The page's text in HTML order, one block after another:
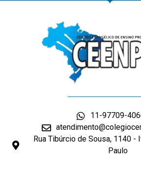
11-97709-
Rua Tibúrcio de Sousa, 1140 -
Paulo